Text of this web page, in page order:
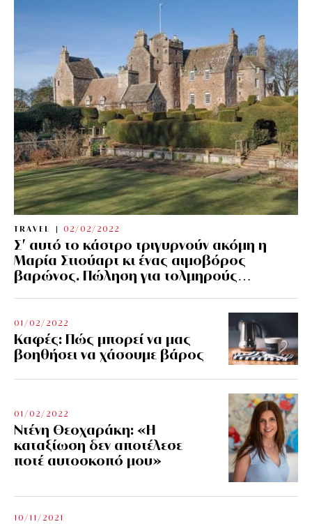
TRAVEL 02/02/2022
Σ’ αυτό το κάστρο τριγυρνούν ακόμη η
Μαρία Στιούαρτ κι ένας αιμοβόρος
βαρώνος. Πώληση για τολμηρούς…
01/02/2022
Kαφές: Πώς μπορεί να μας
βοηθήσει να χάσουμε βάρος
01/02/2022
Ντένη Θεοχαράκη: «Η
καταξίωση δεν αποτέλεσε
ποτέ αυτοσκοπό μου»
10/11/2021